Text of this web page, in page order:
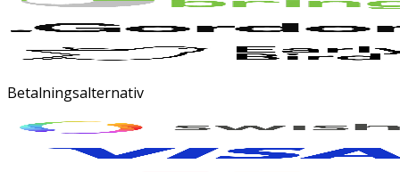
Betalningsalternativ